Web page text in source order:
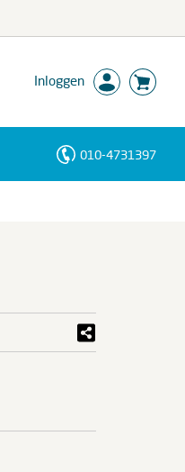
Inloggen
010-4731397